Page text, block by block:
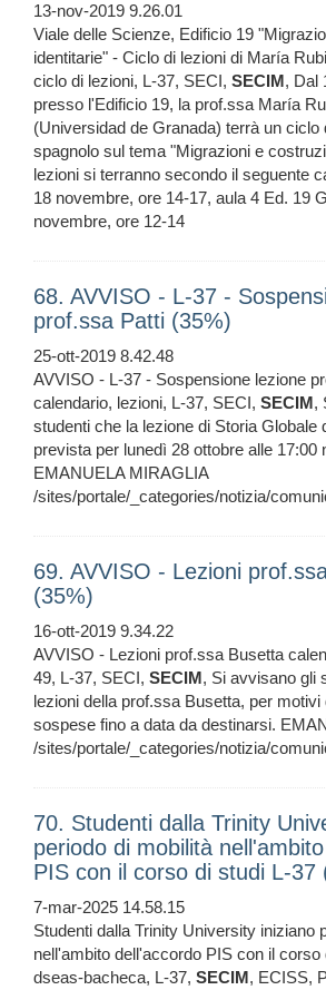
13-nov-2019 9.26.01
Viale delle Scienze, Edificio 19
identitarie" - Ciclo di lezioni di María
ciclo di lezioni, L-37, SECI, SECIM, Dal
presso l'Edificio 19, la prof.ssa María
(Universidad de Granada) terrà un ciclo
spagnolo sul tema "Migrazioni e
lezioni si terranno secondo il seguente
18 novembre, ore 14-17, aula 4 Ed. 19
novembre, ore 12-14
68. AVVISO - L-37 -
prof.ssa Patti (35%)
25-ott-2019 8.42.48
AVVISO - L-37 - Sospensione lezione
calendario, lezioni, L-37, SECI, SECIM,
studenti che la lezione di Storia Globale
prevista per lunedì 28 ottobre alle 17:00
EMANUELA MIRAGLIA
/sites/portale/_categories/notizia/
69. AVVISO - Lezioni
(35%)
16-ott-2019 9.34.22
AVVISO - Lezioni prof.ssa Busetta
49, L-37, SECI, SECIM, Si avvisano gli
lezioni della prof.ssa Busetta, per motivi
sospese fino a data da destinarsi.
/sites/portale/_categories/notizia/
70. Studenti dalla Trinity
periodo di mobilità
PIS con il corso di studi L-37
7-mar-2025 14.58.15
Studenti dalla Trinity University iniziano
nell'ambito dell'accordo PIS con il corso
dseas-bacheca, L-37, SECIM, ECISS,